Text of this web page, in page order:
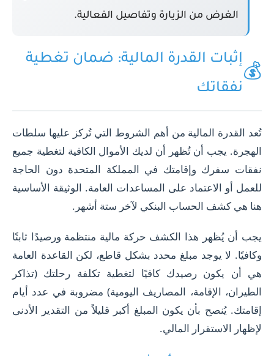
الغرض من الزيارة وتفاصيل الفعالية.
💰
إثبات القدرة المالية: ضمان تغطية
نفقاتك
تُعد القدرة المالية من أهم الشروط التي تُركز عليها سلطات
الهجرة. يجب أن تُظهر أن لديك الأموال الكافية لتغطية جميع
نفقات سفرك وإقامتك في المملكة المتحدة دون الحاجة
للعمل أو الاعتماد على المساعدات العامة. الوثيقة الأساسية
هنا هي كشف الحساب البنكي لآخر ستة أشهر.
يجب أن يُظهر هذا الكشف حركة مالية منتظمة ورصيدًا ثابتًا
وكافيًا. لا يوجد مبلغ محدد بشكل قاطع، لكن القاعدة العامة
هي أن يكون رصيدك كافيًا لتغطية تكلفة رحلتك (تذاكر
الطيران، الإقامة، المصاريف اليومية) مضروبة في عدد أيام
إقامتك. يُنصح بأن يكون المبلغ أكبر قليلاً من التقدير الأدنى
لإظهار الاستقرار المالي.